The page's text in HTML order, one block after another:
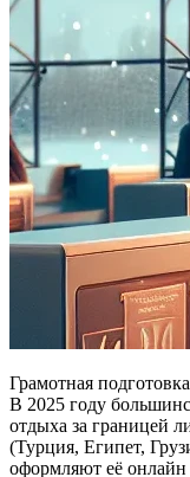
Грамотная
В 2025 году
отдыха за границей
(Турция, Египет,
оформляют её